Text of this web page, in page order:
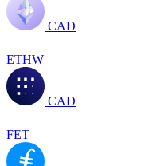
CAD
ETHW
CAD
FET